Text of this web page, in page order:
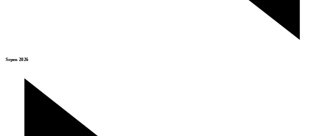
Srpen 2026